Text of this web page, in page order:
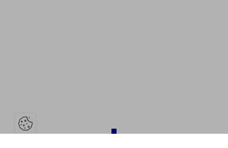
Ouvrir la barre de gestion des